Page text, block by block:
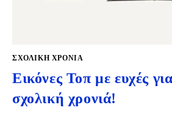
ΣΧΟΛΙΚΉ ΧΡΟΝΙΆ
Εικόνες Τοπ με ευχές
σχολική χρονιά!